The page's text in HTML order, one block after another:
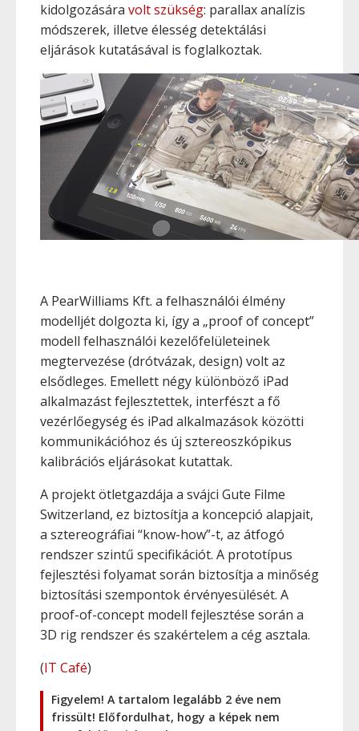
kidolgozására volt szükség: parallax analízis
módszerek, illetve élesség detektálási
eljárások kutatásával is foglalkoztak.
A PearWilliams Kft. a felhasználói élmény
modelljét dolgozta ki, így a „proof of concept”
modell felhasználói kezelőfelületeinek
megtervezése (drótvázak, design) volt az
elsődleges. Emellett négy különböző iPad
alkalmazást fejlesztettek, interfészt a fő
vezérlőegység és iPad alkalmazások közötti
kommunikációhoz és új sztereoszkópikus
kalibrációs eljárásokat kutattak.
A projekt ötletgazdája a svájci Gute Filme
Switzerland, ez biztosítja a koncepció alapjait,
a sztereográfiai “know-how”-t, az átfogó
rendszer szintű specifikációt. A prototípus
fejlesztési folyamat során biztosítja a minőség
biztosítási szempontok érvényesülését. A
proof-of-concept modell fejlesztése során a
3D rig rendszer és szakértelem a cég asztala.
(IT Café)
Figyelem! A tartalom legalább 2 éve nem
frissült! Előfordulhat, hogy a képek nem